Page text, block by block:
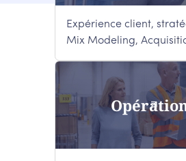
Expérience client,
Mix Modeling,